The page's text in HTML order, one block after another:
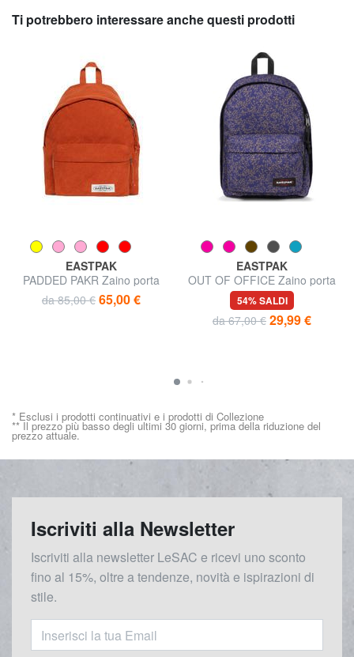
Ti potrebbero interessare anche questi prodotti
EASTPAK
PADDED PAKR Zaino porta
tablet
da 85,00 € 65,00 €
EASTPAK
OUT OF OFFICE Zaino porta
PC 13"
54% SALDI
da 67,00 € 29,99 €
* Esclusi i prodotti continuativi e i prodotti di Collezione
** Il prezzo più basso degli ultimi 30 giorni, prima della riduzione del
prezzo attuale.
Iscriviti alla Newsletter
Iscriviti alla newsletter LeSAC e ricevi uno sconto
fino al 15%, oltre a tendenze, novità e ispirazioni di
stile.